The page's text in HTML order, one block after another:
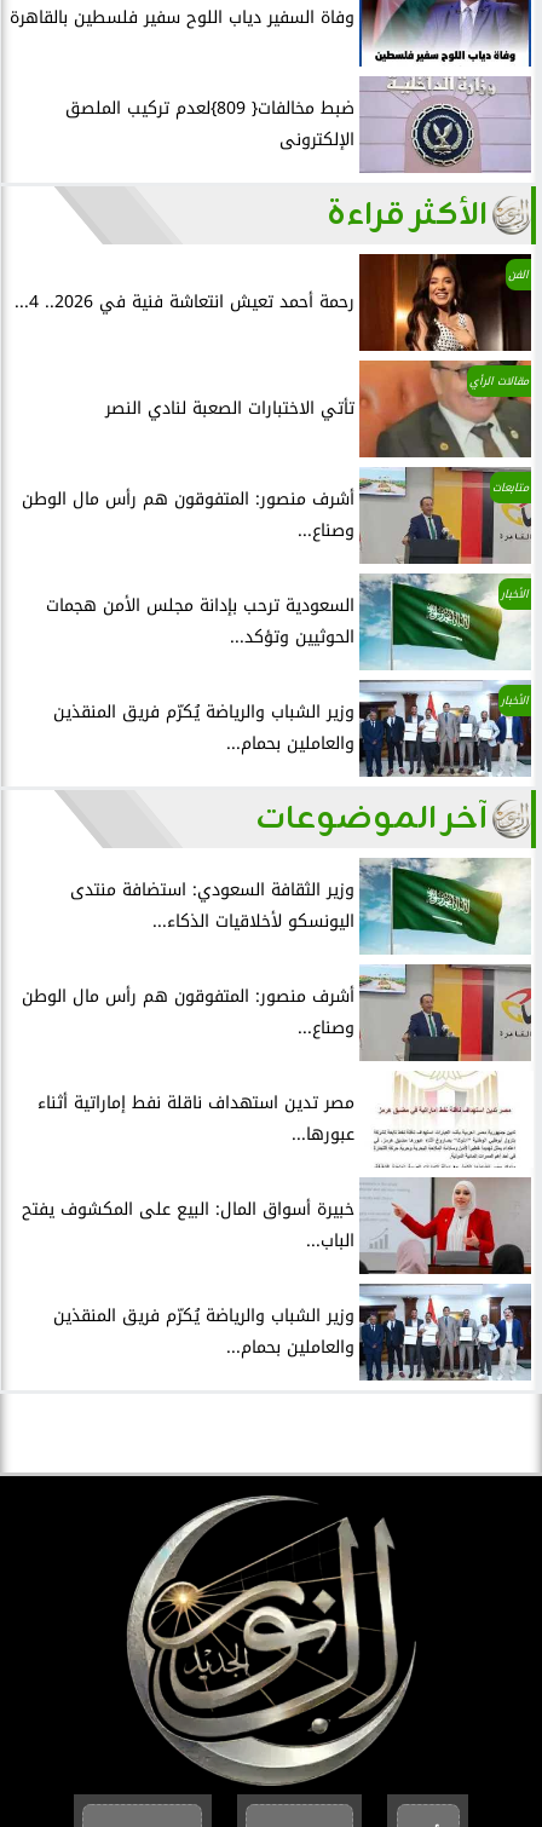
وفاة السفير دياب اللوح سفير فلسطين بالقاهرة
ضبط مخالفات{ 809}لعدم تركيب الملصق
الإلكترونى
الأكثر قراءة
الفن
رحمة أحمد تعيش انتعاشة فنية في 2026.. 4...
مقالات الرأي
تأتي الاختبارات الصعبة لنادي النصر
متابعات
أشرف منصور: المتفوقون هم رأس مال الوطن
وصناع...
الأخبار
السعودية ترحب بإدانة مجلس الأمن هجمات
الحوثيين وتؤكد...
الأخبار
وزير الشباب والرياضة يُكرّم فريق المنقذين
والعاملين بحمام...
آخر الموضوعات
وزير الثقافة السعودي: استضافة منتدى
اليونسكو لأخلاقيات الذكاء...
أشرف منصور: المتفوقون هم رأس مال الوطن
وصناع...
مصر تدين استهداف ناقلة نفط إماراتية أثناء
عبورها...
خبيرة أسواق المال: البيع على المكشوف يفتح
الباب...
وزير الشباب والرياضة يُكرّم فريق المنقذين
والعاملين بحمام...